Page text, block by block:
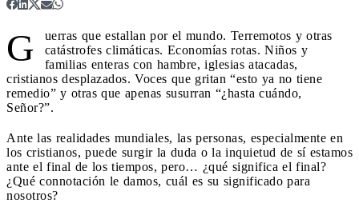
G
uerras que estallan por el mundo. Terremotos y otras
catástrofes climáticas. Economías rotas. Niños y
familias enteras con hambre, iglesias atacadas,
cristianos desplazados. Voces que gritan “esto ya no tiene
remedio” y otras que apenas susurran “¿hasta cuándo,
Señor?”.
Ante las realidades mundiales, las personas, especialmente en
los cristianos, puede surgir la duda o la inquietud de sí estamos
ante el final de los tiempos, pero… ¿qué significa el final?
¿Qué connotación le damos, cuál es su significado para
nosotros?